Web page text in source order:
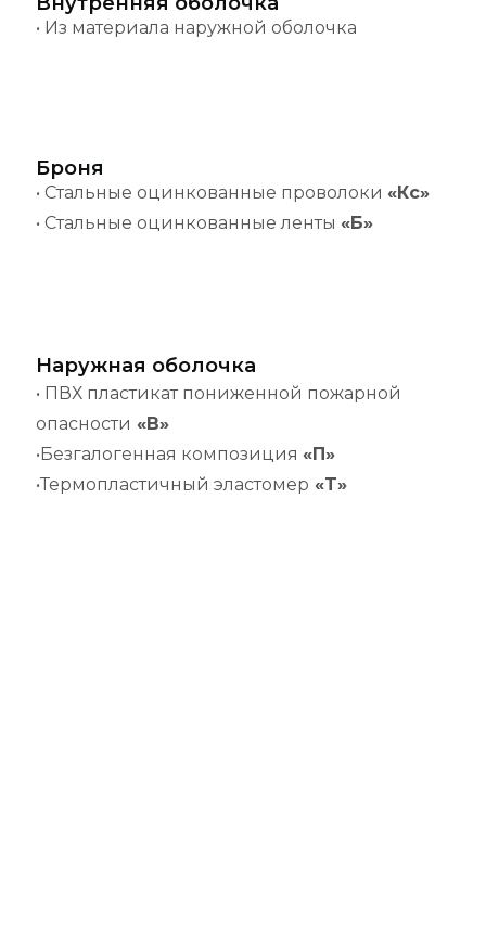
• Из материала наружной оболочка
Броня
• Стальные оцинкованные проволоки «Кс»
• Стальные оцинкованные ленты «Б»
Наружная оболочка
• ПВХ пластикат пониженной пожарной
опасности «В»
•Безгалогенная композиция «П»
•Термопластичный эластомер «T»